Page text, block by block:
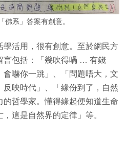
佛系」答案有創意。
活用，很有創意。至於網民方
言包括：「幾吹得喎 … 有錢
嚇你一跳」、「問題唔大，文
映時代」、「緣份到了，自然
哲學家。懂得緣起便知道生命
這是自然界的定律」等。